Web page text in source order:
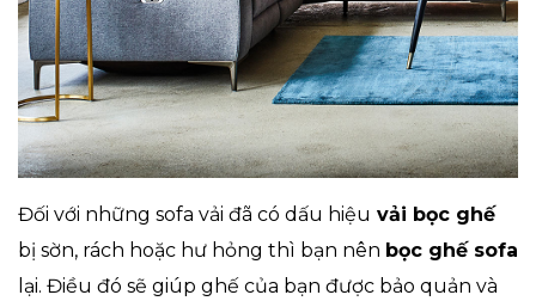
Đối với những sofa vải đã có dấu hiệu vải bọc ghế
bị sờn, rách hoặc hư hỏng thì bạn nên bọc ghế sofa
lại. Điều đó sẽ giúp ghế của bạn được bảo quản và